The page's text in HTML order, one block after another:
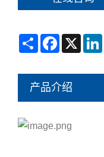
Share Facebook
X
产品介绍